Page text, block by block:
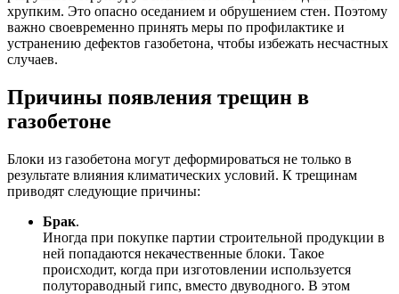
хрупким. Это опасно оседанием и обрушением стен. Поэтому
важно своевременно принять меры по профилактике и
устранению дефектов газобетона, чтобы избежать несчастных
случаев.
Причины появления трещин в
газобетоне
Блоки из газобетона могут деформироваться не только в
результате влияния климатических условий. К трещинам
приводят следующие причины:
Брак.
Иногда при покупке партии строительной продукции в
ней попадаются некачественные блоки. Такое
происходит, когда при изготовлении используется
полутораводный гипс, вместо двуводного. В этом